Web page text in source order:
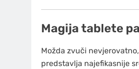
Magija tablete
Možda zvuči
predstavlja najefikasnije